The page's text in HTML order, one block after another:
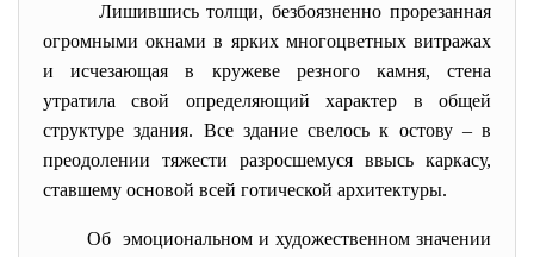
Лишившись толщи, безбоязненно прорезанная
огромными окнами в ярких многоцветных витражах
и исчезающая в кружеве резного камня, стена
утратила свой определяющий характер в общей
структуре здания. Все здание свелось к остову – в
преодолении тяжести разросшемуся ввысь каркасу,
ставшему основой всей готической архитектуры.
Об эмоциональном и художественном значении